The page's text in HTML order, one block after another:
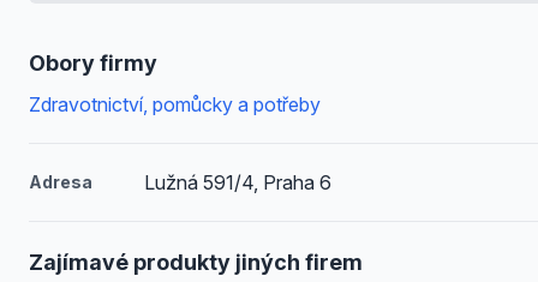
Obory firmy
Zdravotnictví, pomůcky a potřeby
Adresa Lužná 591/4, Praha 6
Zajímavé produkty jiných firem